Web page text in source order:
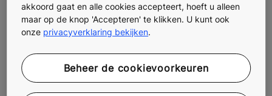
Wanneer verloopt mijn sessie? Wat gebeurt er dan?
Welke browsers worden aanbevolen voor het invullen van het
akkoord gaat en alle cookies accepteert, hoeft u alleen
maar op de knop 'Accepteren' te klikken. U kunt ook
onze privacyverklaring bekijken.
Beheer de cookievoorkeuren